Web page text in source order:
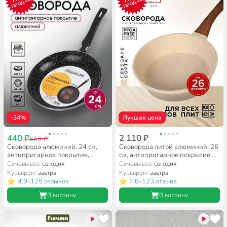
ПРОДАЖ
-34%
440 ₽669 ₽
Сковорода алюминий, 24 см,
антипригарное покрытие,
HouseLoft, черный гранит,
HL14324
Самовывоз:сегодня
Курьером:завтра
4.9•125 отзывов
В корзину
ПРОДАЖ
Лучшая цена
2 110 ₽
Сковорода литой алюминий, 26
см, антипригарное покрытие,
Гурман, Estima бежевый,
индукция, ГМ2601 ЭБИ
Самовывоз: сегодня
Курьером: завтра
4.8•123 отзыва
В корзину